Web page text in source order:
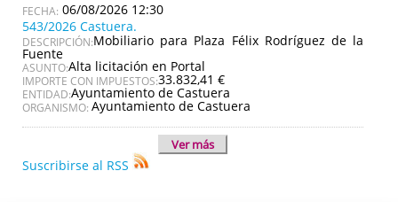
06/08/2026 12:30
543/2026 Castuera.
DESCRIPCIÓN:Mobiliario para Plaza Félix Rodríguez de la
Fuente
ASUNTO:Alta licitación en Portal
IMPORTE CON IMPUESTOS:33.832,41 €
ENTIDAD:Ayuntamiento de Castuera
ORGANISMO: Ayuntamiento de Castuera
Ver más
Suscribirse al RSS